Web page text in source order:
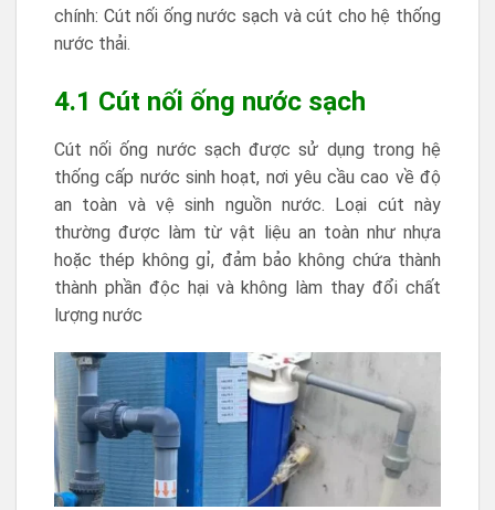
chính: Cút nối ống nước sạch và cút cho hệ thống
nước thải.
4.1 Cút nối ống nước sạch
Cút nối ống nước sạch được sử dụng trong hệ
thống cấp nước sinh hoạt, nơi yêu cầu cao về độ
an toàn và vệ sinh nguồn nước. Loại cút này
thường được làm từ vật liệu an toàn như nhựa
hoặc thép không gỉ, đảm bảo không chứa thành
thành phần độc hại và không làm thay đổi chất
lượng nước